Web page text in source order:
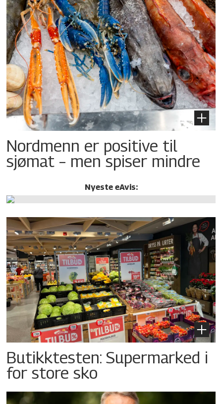
Nordmenn er positive til
sjømat – men spiser mindre
Nyeste eAvis:
Butikktesten: Supermarked i
for store sko